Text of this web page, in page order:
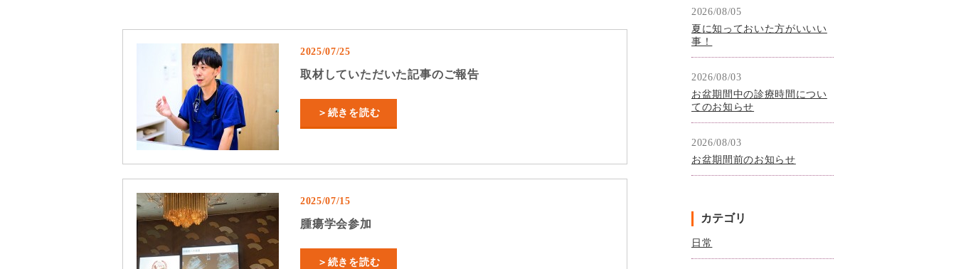
2025/07/25
取材していただいた記事のご報告
＞続きを読む
2025/07/15
腫瘍学会参加
＞続きを読む
2026/08/05
夏に知っておいた方がいいい
事！
2026/08/03
お盆期間中の診療時間につい
てのお知らせ
2026/08/03
お盆期間前のお知らせ
カテゴリ
日常